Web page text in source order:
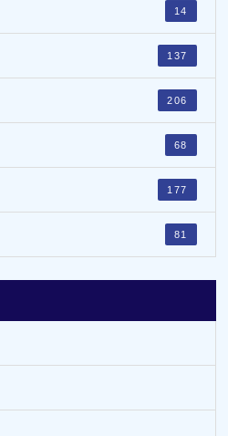
14
137
206
68
177
81